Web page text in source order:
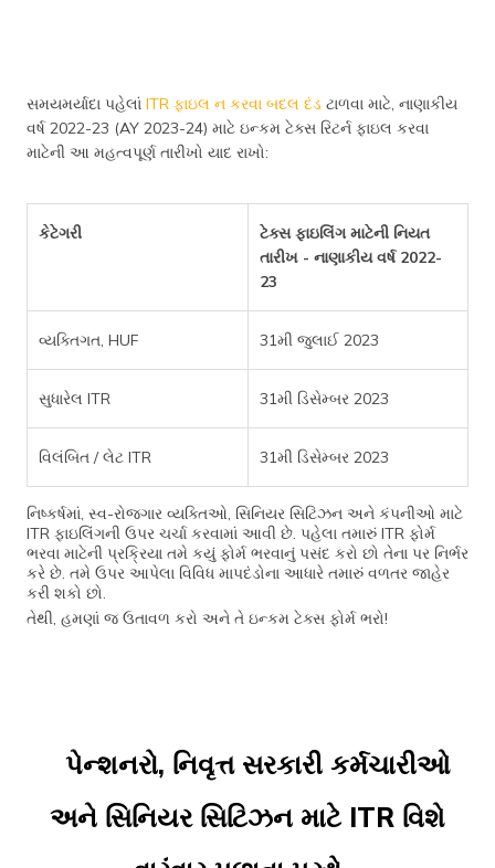
સમયમર્યાદા પહેલાં ITR ફાઇલ ન કરવા બદલ દંડ ટાળવા માટે, નાણાકીય
વર્ષ 2022-23 (AY 2023-24) માટે ઇન્કમ ટેક્સ રિટર્ન ફાઇલ કરવા
માટેની આ મહત્વપૂર્ણ તારીખો યાદ રાખો:
કેટેગરી
ટેક્સ ફાઇલિંગ માટેની નિયત
તારીખ - નાણાકીય વર્ષ 2022-
23
વ્યક્તિગત, HUF 31મી જુલાઈ 2023
સુધારેલ ITR 31મી ડિસેમ્બર 2023
વિલંબિત / લેટ ITR 31મી ડિસેમ્બર 2023
નિષ્કર્ષમાં, સ્વ-રોજગાર વ્યક્તિઓ, સિનિયર સિટિઝન અને કંપનીઓ માટે
ITR ફાઇલિંગની ઉપર ચર્ચા કરવામાં આવી છે. પહેલા તમારું ITR ફોર્મ
ભરવા માટેની પ્રક્રિયા તમે કયું ફોર્મ ભરવાનું પસંદ કરો છો તેના પર નિર્ભર
કરે છે. તમે ઉપર આપેલા વિવિધ માપદંડોના આધારે તમારું વળતર જાહેર
કરી શકો છો.
તેથી, હમણાં જ ઉતાવળ કરો અને તે ઇન્કમ ટેક્સ ફોર્મ ભરો!
પેન્શનરો, નિવૃત્ત સરકારી કર્મચારીઓ
અને સિનિયર સિટિઝન માટે ITR વિશે